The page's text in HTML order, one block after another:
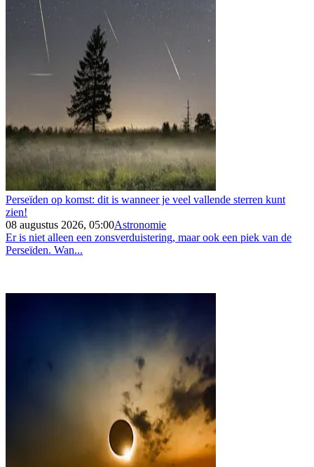
Perseïden op komst: dit is wanneer je veel vallende sterren kunt
zien!
08 augustus 2026, 05:00Astronomie
Er is niet alleen een zonsverduistering, maar ook een piek van de
Perseïden. Wan...